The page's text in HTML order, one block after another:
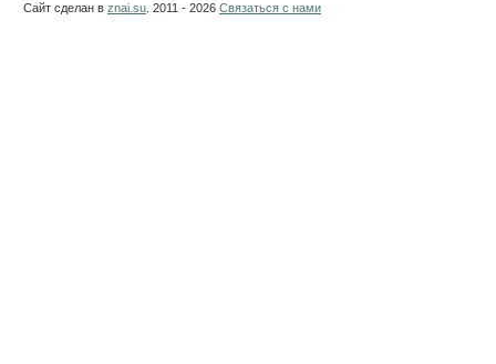
Сайт сделан в znai.su . 2011 - 2026 Связаться с нами